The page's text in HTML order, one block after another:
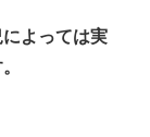
よっては実